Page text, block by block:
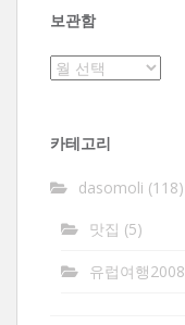
보관함
보
카테고리
dasomoli (118)
맛집 (5)
유럽여행2008